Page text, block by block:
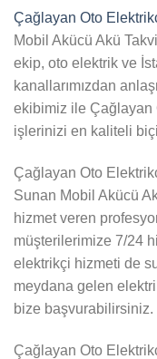
Çağlayan Oto
Mobil Akücü Akü
ekip, oto elektrik ve
kanallarımızdan
ekibimiz ile Çağlayan
işlerinizi en kaliteli
Çağlayan Oto
Sunan Mobil Akücü
hizmet veren
müşterilerimize 7/24
elektrikçi hizmeti de
meydana gelen
bize başvurabilirsiniz.
Çağlayan Oto